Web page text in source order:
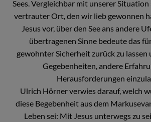
Sees. Vergleichbar mit unserer Situation
vertrauter Ort, den wir lieb gewonnen
Jesus vor, über den See ans andere
übertragenen Sinne bedeute das
gewohnter Sicherheit zurück zu lassen
Gegebenheiten, andere
Herausforderungen
Ulrich Hörner verwies darauf, welch
diese Begebenheit aus dem
Leben sei: Mit Jesus unterwegs zu